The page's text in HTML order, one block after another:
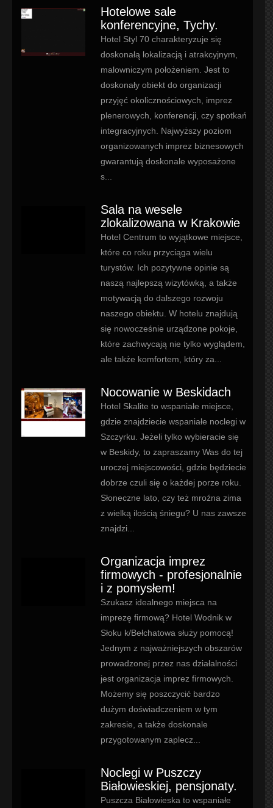
Hotelowe sale
konferencyjne, Tychy.
Hotel Styl 70 charakteryzuje się
doskonałą lokalizacją i atrakcyjnym,
malowniczym położeniem. Jest to
doskonały obiekt do organizacji
przyjęć okolicznościowych, imprez
plenerowych, konferencji, czy spotkań
integracyjnych. Najwyższy poziom
organizowanych imprez biznesowych
gwarantują doskonale wyposażone
s...
Sala na wesele
zlokalizowana w Krakowie
Hotel Centrum to wyjątkowe miejsce,
które co roku przyciąga wielu
turystów. Ich pozytywne opinie są
naszą najlepszą wizytówką, a także
motywacją do dalszego rozwoju
naszego obiektu. W hotelu znajdują
się nowocześnie urządzone pokoje,
które zachwycają nie tylko wyglądem,
ale także komfortem, który za...
Nocowanie w Beskidach
Hotel Skalite to wspaniałe miejsce,
gdzie znajdziecie wspaniałe noclegi w
Szczyrku. Jeżeli tylko wybieracie się
w Beskidy, to zapraszamy Was do tej
uroczej miejscowości, gdzie będziecie
dobrze czuli się o każdej porze roku.
Słoneczne lato, czy też mroźna zima
z wielką ilością śniegu? U nas zawsze
znajdzi...
Organizacja imprez
firmowych - profesjonalnie
i z pomysłem!
Szukasz idealnego miejsca na
imprezę firmową? Hotel Wodnik w
Słoku k/Bełchatowa służy pomocą!
Jednym z najważniejszych obszarów
prowadzonej przez nas działalności
jest organizacja imprez firmowych.
Możemy się poszczycić bardzo
dużym doświadczeniem w tym
zakresie, a także doskonale
przygotowanym zaplecz...
Noclegi w Puszczy
Białowieskiej, pensjonaty.
Puszcza Białowieska to wspaniałe